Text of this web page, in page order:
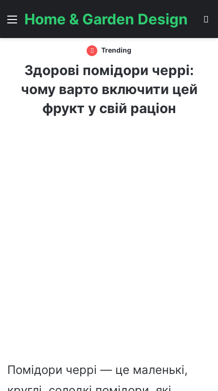
Menu
Home & Garden Design
Trending
Здорові помідори черрі:
чому варто включити цей
фрукт у свій раціон
Помідори черрі — це маленькі,